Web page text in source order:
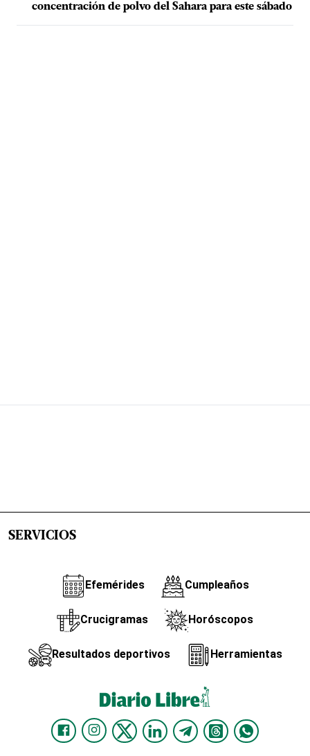
concentración de polvo del Sahara para este sábado
SERVICIOS
Efemérides Cumpleaños
Crucigramas Horóscopos
Resultados deportivos Herramientas